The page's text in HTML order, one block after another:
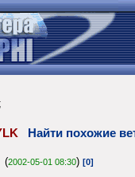
;
Найти похожие
(2002-05-01 08:30) [0]